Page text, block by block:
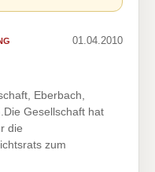
01.04.2010
Eberbach,
Gesellschaft hat
die
zum